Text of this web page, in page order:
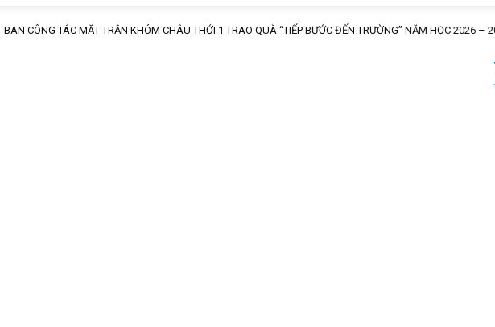
CÔNG TÁC MẶT TRẬN KHÓM CHÂU THỚI 1 TRAO QUÀ “TIẾP BƯỚC ĐẾN TRƯỜNG” NĂM HỌC 2026 – 2027